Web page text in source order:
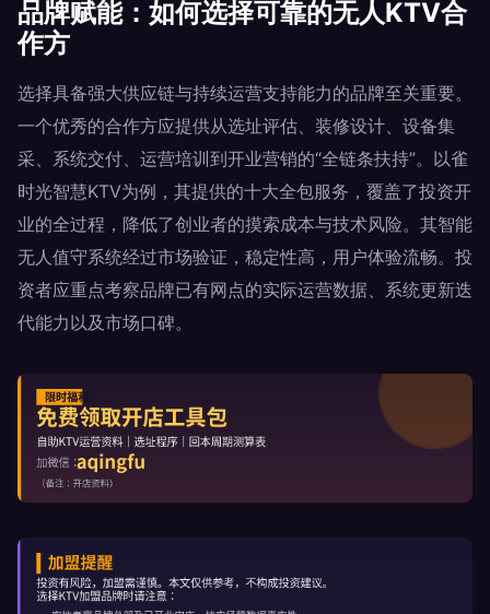
品牌赋能：如何选择可靠的无人KTV合
作方
选择具备强大供应链与持续运营支持能力的品牌至关重要。
一个优秀的合作方应提供从选址评估、装修设计、设备集
采、系统交付、运营培训到开业营销的“全链条扶持”。以雀
时光智慧KTV为例，其提供的十大全包服务，覆盖了投资开
业的全过程，降低了创业者的摸索成本与技术风险。其智能
无人值守系统经过市场验证，稳定性高，用户体验流畅。投
资者应重点考察品牌已有网点的实际运营数据、系统更新迭
代能力以及市场口碑。